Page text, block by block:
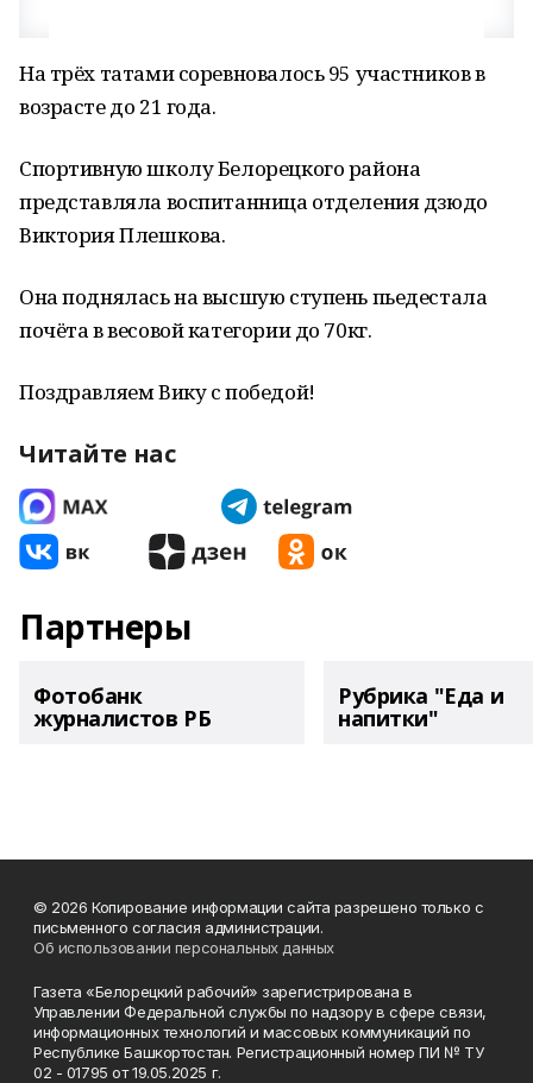
На трёх татами соревновалось 95 участников в
возрасте до 21 года.
Спортивную школу Белорецкого района
представляла воспитанница отделения дзюдо
Виктория Плешкова.
Она поднялась на высшую ступень пьедестала
почёта в весовой категории до 70кг.
Поздравляем Вику с победой!
Читайте нас
Партнеры
Фотобанк
журналистов РБ
Рубрика "Еда и
напитки"
© 2026 Копирование информации сайта разрешено только с
письменного согласия администрации.
Об использовании персональных данных
Газета «Белорецкий рабочий» зарегистрирована в
Управлении Федеральной службы по надзору в сфере связи,
информационных технологий и массовых коммуникаций по
Республике Башкортостан. Регистрационный номер ПИ № ТУ
02 - 01795 от 19.05.2025 г.